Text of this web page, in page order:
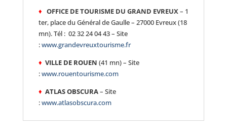
♦ OFFICE DE TOURISME DU GRAND EVREUX– 1
ter, place du Général de Gaulle – 27000 Evreux (18
mn). Tél : 02 32 24 04 43 – Site
:www.grandevreuxtourisme.fr
♦ VILLE DE ROUEN (41 mn) – Site
:www.rouentourisme.com
♦ ATLAS OBSCURA– Site
:www.atlasobscura.com